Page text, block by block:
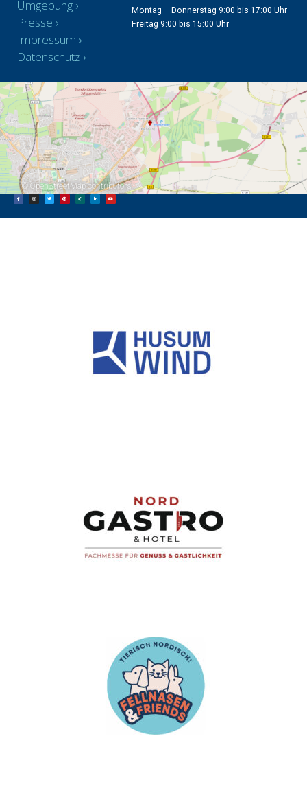
Umgebung
Presse
Impressum
Datenschutz
Montag – Donnerstag 9:00 bis 17:00 Uhr
Freitag 9:00 bis 15:00 Uhr
© OpenStreetMapcontributors